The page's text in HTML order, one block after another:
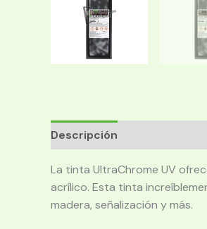
Descripción
La tinta UltraChrome UV
acrílico. Esta tinta
madera, señalización y más.